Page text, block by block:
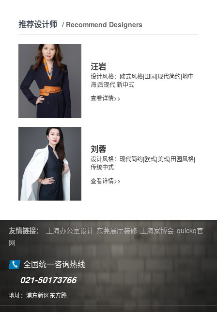
推荐设计师 / Recommend Designers
汪岩
设计风格：欧式风格|田园|现代简约|地中
海|后现代|新中式
查看详情>>
刘蓉
设计风格：现代简约|欧式|美式|田园风格|
传统中式
查看详情>>
友情链接： 上海办公室设计 东莞展厅装修 上海家博会 quickq官
网
全国统一咨询热线
021-50173766
地址：浦东新区东方路